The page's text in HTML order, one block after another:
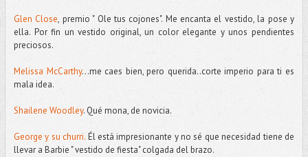
Glen Close, premio " Ole tus cojones". Me encanta el vestido, la pose y
ella. Por fin un vestido original, un color elegante y unos pendientes
preciosos.
Melissa McCarthy...me caes bien, pero querida..corte imperio para ti es
mala idea.
Shailene Woodley. Qué mona, de novicia.
George y su churri. Él está impresionante y no sé que necesidad tiene de
llevar a Barbie " vestido de fiesta" colgada del brazo.